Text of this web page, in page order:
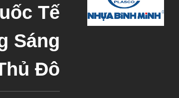
Tế
Sáng
Đô